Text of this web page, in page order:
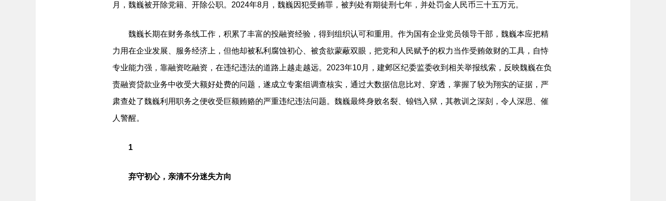
月，魏巍被开除党籍、开除公职。2024年8月，魏巍因犯受贿罪，被判处有期徒刑七年，并处罚金人民币三十五万元。
魏巍长期在财务条线工作，积累了丰富的投融资经验，得到组织认可和重用。作为国有企业党员领导干部，魏巍本应把精
力用在企业发展、服务经济上，但他却被私利腐蚀初心、被贪欲蒙蔽双眼，把党和人民赋予的权力当作受贿敛财的工具，自恃
专业能力强，靠融资吃融资，在违纪违法的道路上越走越远。2023年10月，建邺区纪委监委收到相关举报线索，反映魏巍在负
责融资贷款业务中收受大额好处费的问题，遂成立专案组调查核实，通过大数据信息比对、穿透，掌握了较为翔实的证据，严
肃查处了魏巍利用职务之便收受巨额贿赂的严重违纪违法问题。魏巍最终身败名裂、锒铛入狱，其教训之深刻，令人深思、催
人警醒。
1
弃守初心，亲清不分迷失方向